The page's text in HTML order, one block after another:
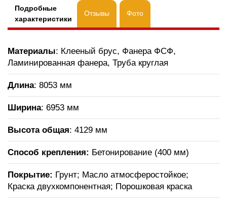
Подробные
характеристики
Отзывы Фото
Материалы: Клееный брус, Фанера ФСФ,
Ламинированная фанера, Труба круглая
Длина: 8053 мм
Ширина: 6953 мм
Высота общая: 4129 мм
Способ крепления: Бетонирование (400 мм)
Покрытие: Грунт; Масло атмосферостойкое;
Краска двухкомпонентная; Порошковая краска